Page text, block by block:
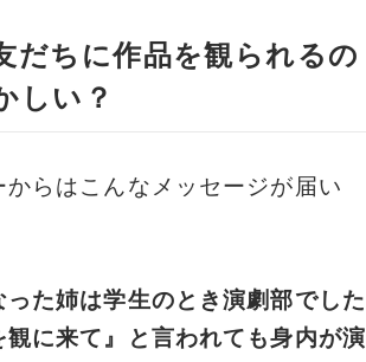
だちに作品を観られるの
しい？
からはこんなメッセージが届い
った姉は学生のとき演劇部でした
観に来て』と言われても身内が演